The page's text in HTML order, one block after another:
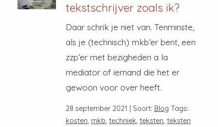
tekstschrijver zoals ik?
Daar schrik je niet van. Tenminste,
als je (technisch) mkb’er bent, een
zzp’er met bezigheden a la
mediator of iemand die het er
gewoon voor over heeft.
28 september 2021 | Soort: Blog Tags:
kosten, mkb, techniek, teksten, teksten